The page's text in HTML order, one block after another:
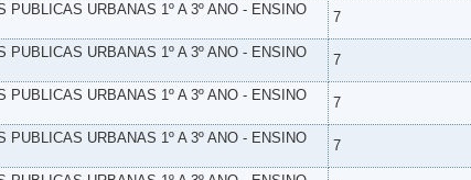
PUBLICAS URBANAS 1º A 3º ANO - ENSINO
7
PUBLICAS URBANAS 1º A 3º ANO - ENSINO
7
PUBLICAS URBANAS 1º A 3º ANO - ENSINO
7
PUBLICAS URBANAS 1º A 3º ANO - ENSINO
7